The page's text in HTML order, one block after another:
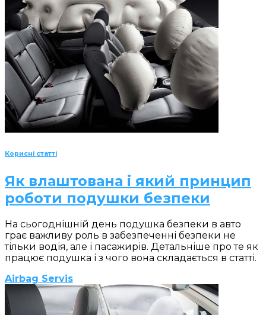
Корисні статті
Як влаштована і який принцип
роботи подушки безпеки
На сьогоднішній день подушка безпеки в авто
грає важливу роль в забезпеченні безпеки не
тільки водія, але і пасажирів. Детальніше про те як
працює подушка і з чого вона складається в статті.
Airbag Servis